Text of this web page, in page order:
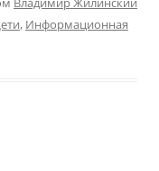
, Информационная